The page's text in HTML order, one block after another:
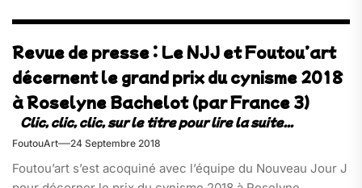
Revue de presse : Le NJJ et Foutou’art
décernent le grand prix du cynisme 2018
à Roselyne Bachelot (par France 3)
FoutouArt 24 Septembre 2018
Foutou’art s’est acoquiné avec l’équipe du Nouveau Jour J